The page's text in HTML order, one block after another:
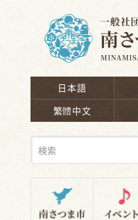
日本語
繁體中文